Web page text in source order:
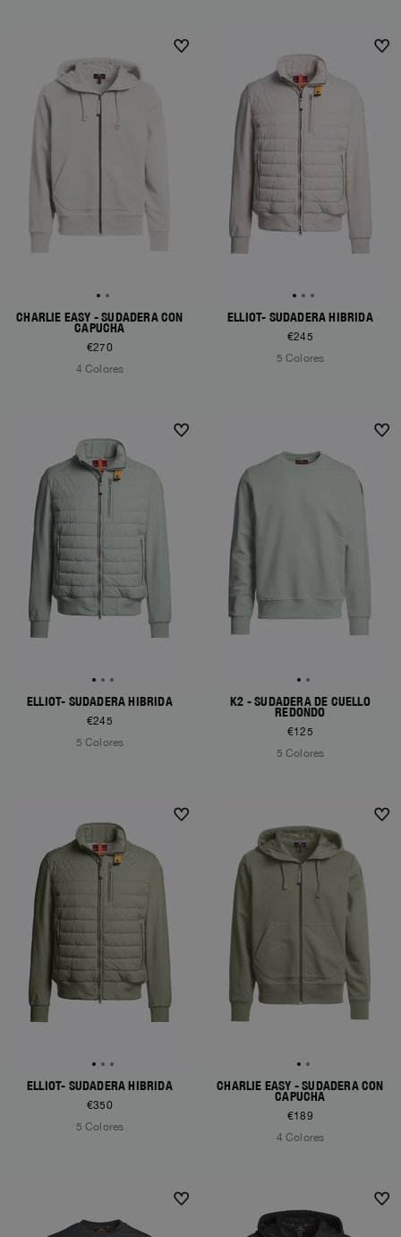
CHARLIE EASY - SUDADERA CON
CAPUCHA
€270
4 Colores
ELLIOT- SUDADERA HÍBRIDA
€245
5 Colores
ELLIOT- SUDADERA HÍBRIDA
€245
5 Colores
K2 - SUDADERA DE CUELLO
REDONDO
€125
5 Colores
ELLIOT- SUDADERA HÍBRIDA
€350
5 Colores
CHARLIE EASY - SUDADERA CON
CAPUCHA
€189
4 Colores